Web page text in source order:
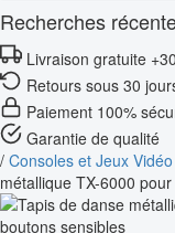
Recherches
Livraison gratuite
Retours sous 30
Paiement 100%
Garantie de qualité
/ Consoles et Jeux Vidéo
métallique TX-6000